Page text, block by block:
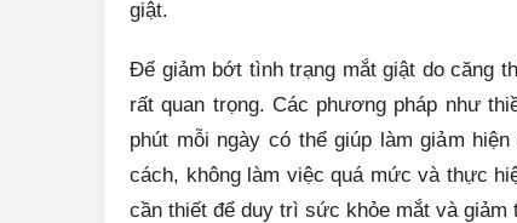
giật.
Để giảm bớt tình trạng mắt giật do căng
rất quan trọng. Các phương pháp như
phút mỗi ngày có thể giúp làm giảm
cách, không làm việc quá mức và thực
cần thiết để duy trì sức khỏe mắt và giảm